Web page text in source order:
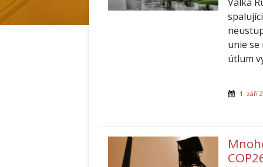
unie se
útlum
1. září